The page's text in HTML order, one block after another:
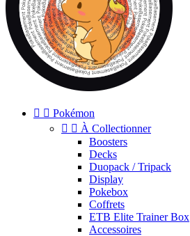
  Pokémon
  À Collectionner
Boosters
Decks
Duopack / Tripack
Display
Pokebox
Coffrets
ETB Elite Trainer Box
Accessoires